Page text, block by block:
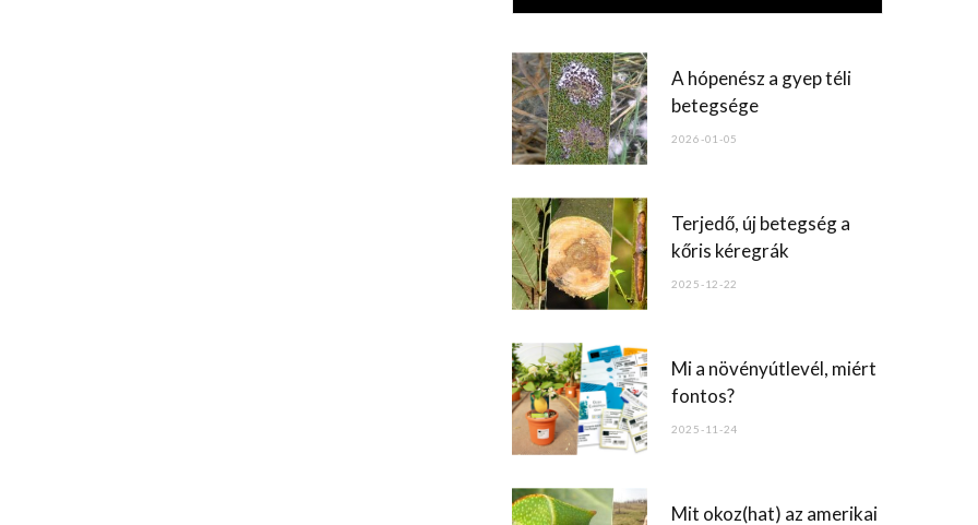
e
o
A hópenész a gyep téli
betegsége
2026-01-05
Terjedő, új betegség a
kőris kéregrák
2025-12-22
Mi a növényútlevél, miért
fontos?
2025-11-24
Mit okoz(hat) az amerikai